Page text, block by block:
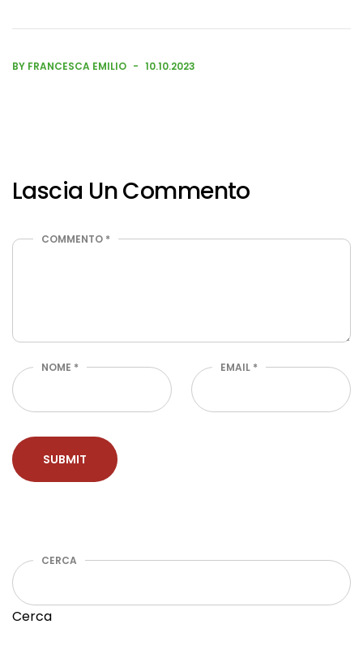
BY FRANCESCA EMILIO 10.10.2023
Lascia Un Commento
COMMENTO *
NOME * EMAIL *
CERCA
Cerca